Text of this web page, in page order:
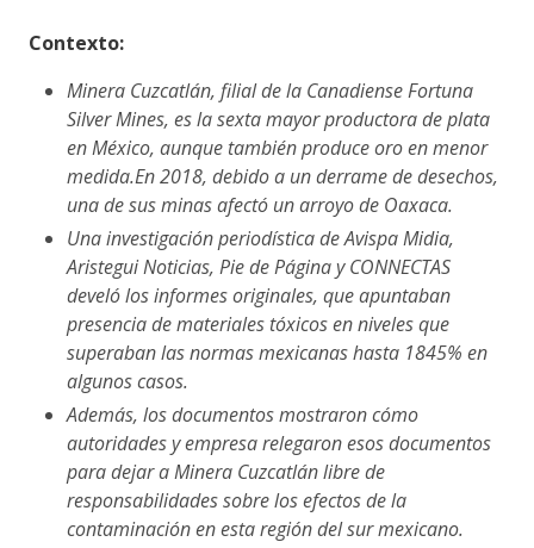
Contexto:
Minera Cuzcatlán, filial de la Canadiense Fortuna
Silver Mines, es la sextamayor productora de plata
en México, aunque también produce oro en menor
medida.En 2018, debido a un derrame de desechos,
una de sus minas afectó un arroyo de Oaxaca.
Una investigación periodística de Avispa Midia,
Aristegui Noticias, Pie de Página y CONNECTAS
develó los informes originales, que apuntaban
presencia de materiales tóxicos en niveles que
superaban las normas mexicanas hasta 1845% en
algunos casos.
Además, los documentos mostraron cómo
autoridades y empresa relegaron esos documentos
para dejar a Minera Cuzcatlán libre de
responsabilidades sobre los efectos de la
contaminación en esta región del sur mexicano.